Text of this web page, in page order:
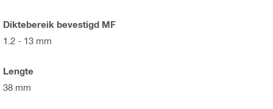
Diktebereik bevestigd MF
1.2 - 13 mm
Lengte
38 mm